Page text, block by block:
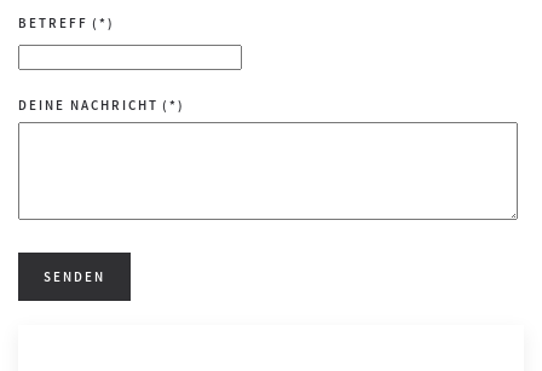
BETREFF (*)
DEINE NACHRICHT (*)
SENDEN